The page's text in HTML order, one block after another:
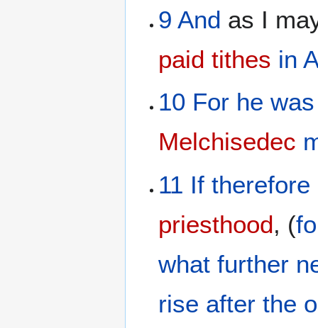
9 And as I
paid tithes in
10 For he was
Melchisedec
11 If therefore
priesthood, (
what further
rise after the